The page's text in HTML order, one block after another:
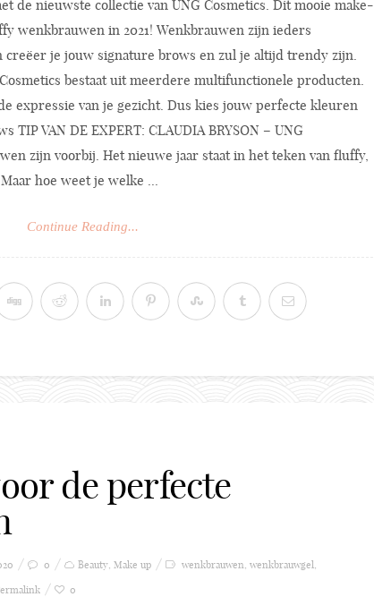
de nieuwste collectie van UNG Cosmetics. Dit mooie make-
wenkbrauwen in 2021! Wenkbrauwen zijn ieders
creëer je jouw signature brows en zul je altijd trendy zijn.
bestaat uit meerdere multifunctionele producten.
expressie van je gezicht. Dus kies jouw perfecte kleuren
TIP VAN DE EXPERT: CLAUDIA BRYSON – UNG
zijn voorbij. Het nieuwe jaar staat in het teken van fluffy,
hoe weet je welke ...
Continue Reading...
de perfecte
0 Beauty Make up wenkbrauwen wenkbrauwgel
0